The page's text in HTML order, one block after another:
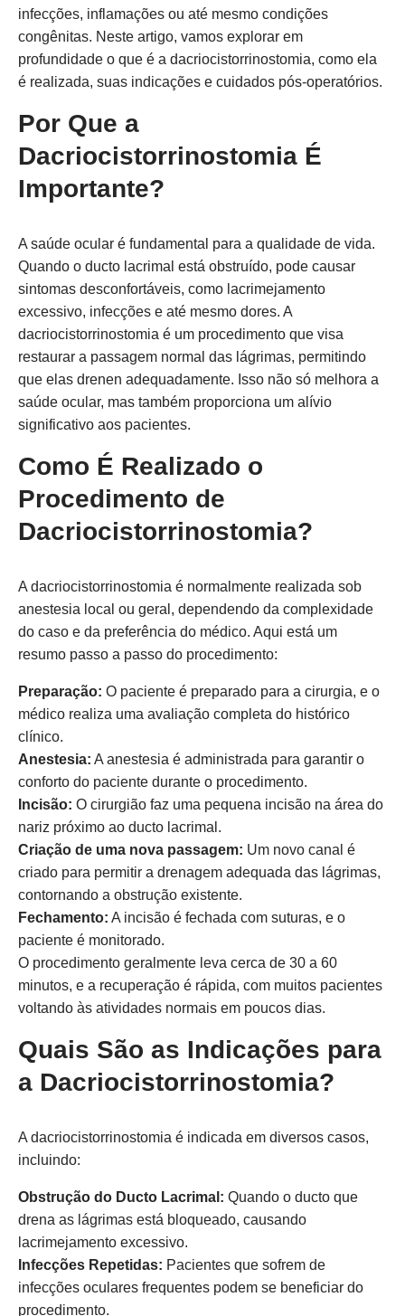
infecções, inflamações ou até mesmo condições
congênitas. Neste artigo, vamos explorar em
profundidade o que é a dacriocistorrinostomia, como ela
é realizada, suas indicações e cuidados pós-operatórios.
Por Que a
Dacriocistorrinostomia É
Importante?
A saúde ocular é fundamental para a qualidade de vida.
Quando o ducto lacrimal está obstruído, pode causar
sintomas desconfortáveis, como lacrimejamento
excessivo, infecções e até mesmo dores. A
dacriocistorrinostomia é um procedimento que visa
restaurar a passagem normal das lágrimas, permitindo
que elas drenen adequadamente. Isso não só melhora a
saúde ocular, mas também proporciona um alívio
significativo aos pacientes.
Como É Realizado o
Procedimento de
Dacriocistorrinostomia?
A dacriocistorrinostomia é normalmente realizada sob
anestesia local ou geral, dependendo da complexidade
do caso e da preferência do médico. Aqui está um
resumo passo a passo do procedimento:
Preparação: O paciente é preparado para a cirurgia, e o
médico realiza uma avaliação completa do histórico
clínico.
Anestesia: A anestesia é administrada para garantir o
conforto do paciente durante o procedimento.
Incisão: O cirurgião faz uma pequena incisão na área do
nariz próximo ao ducto lacrimal.
Criação de uma nova passagem: Um novo canal é
criado para permitir a drenagem adequada das lágrimas,
contornando a obstrução existente.
Fechamento: A incisão é fechada com suturas, e o
paciente é monitorado.
O procedimento geralmente leva cerca de 30 a 60
minutos, e a recuperação é rápida, com muitos pacientes
voltando às atividades normais em poucos dias.
Quais São as Indicações para
a Dacriocistorrinostomia?
A dacriocistorrinostomia é indicada em diversos casos,
incluindo:
Obstrução do Ducto Lacrimal: Quando o ducto que
drena as lágrimas está bloqueado, causando
lacrimejamento excessivo.
Infecções Repetidas: Pacientes que sofrem de
infecções oculares frequentes podem se beneficiar do
procedimento.